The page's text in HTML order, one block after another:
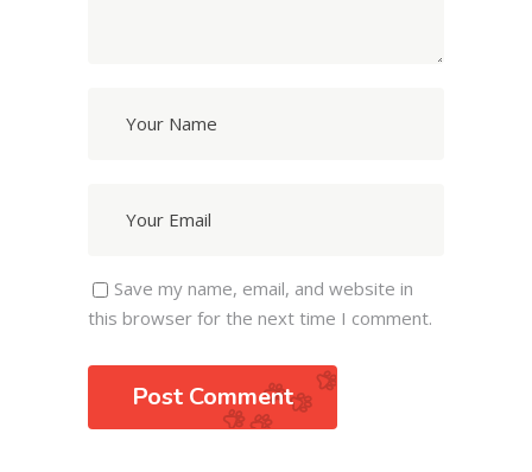
Save my name, email, and website in
this browser for the next time I comment.
Post Comment